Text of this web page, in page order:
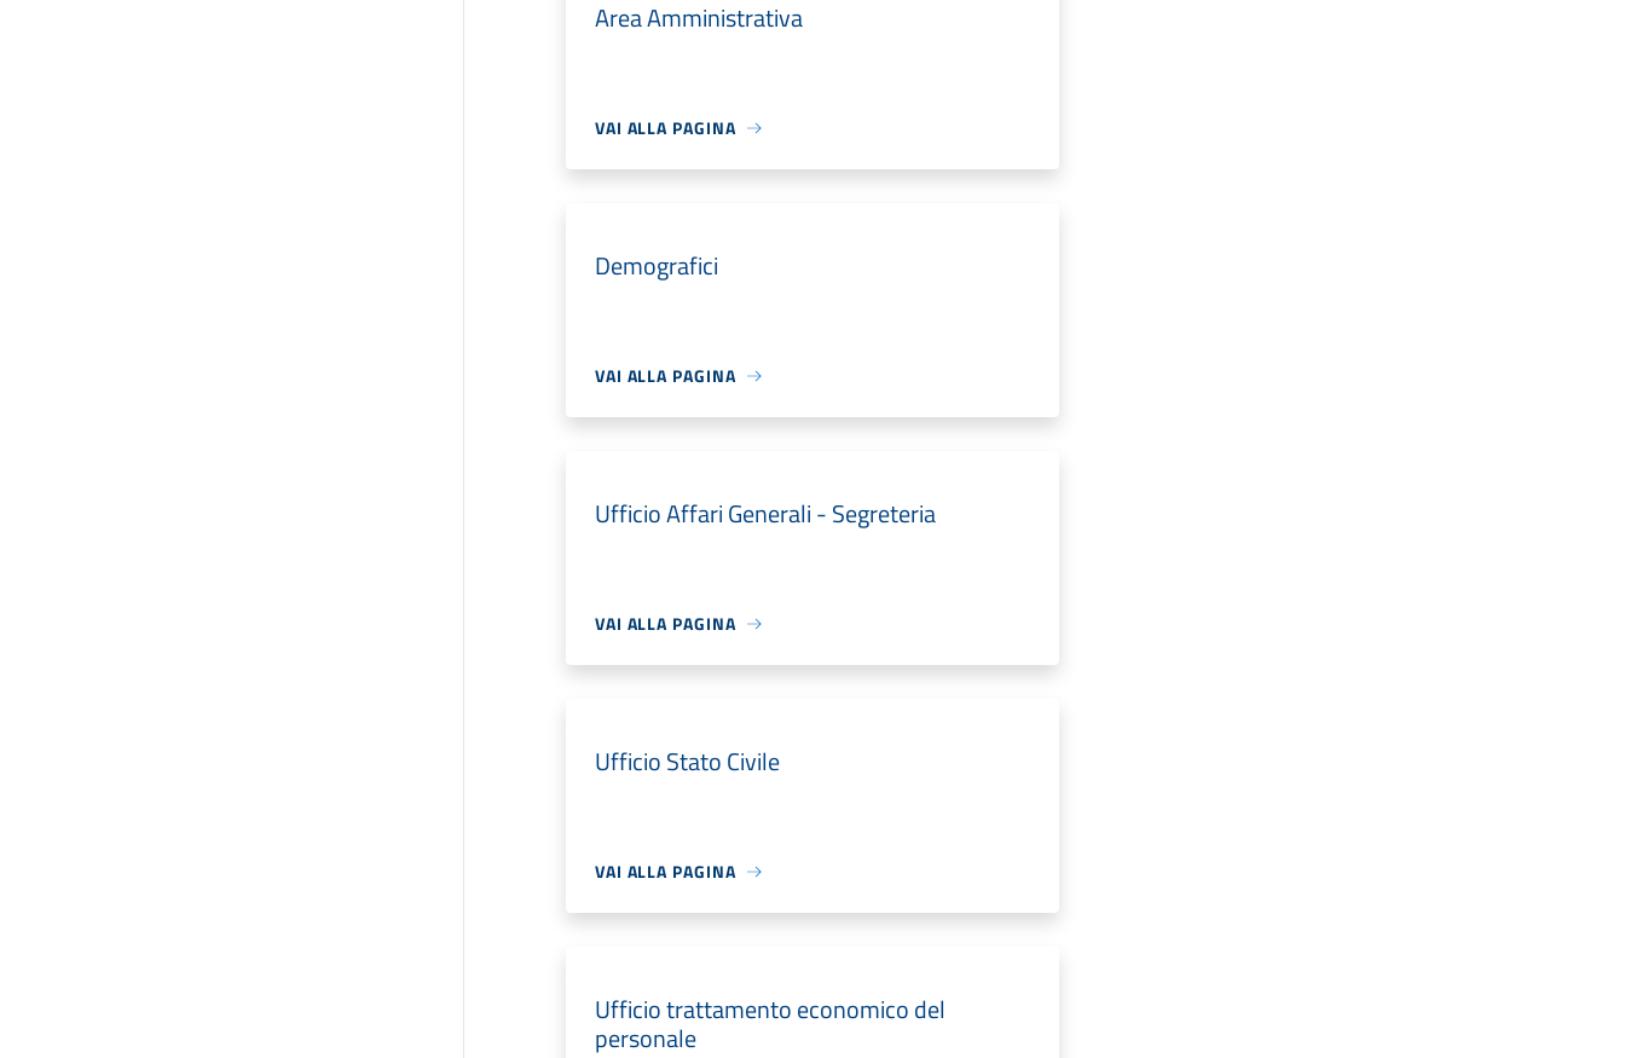
Area Amministrativa
VAI ALLA PAGINA
Demografici
VAI ALLA PAGINA
Ufficio Affari Generali - Segreteria
VAI ALLA PAGINA
Ufficio Stato Civile
VAI ALLA PAGINA
Ufficio trattamento economico del
personale